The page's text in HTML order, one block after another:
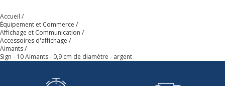
Accueil
Équipement et Commerce
Affichage et Communication
Accessoires d'affichage
Aimants
Sign - 10 Aimants - 0,9 cm de diamètre - argent